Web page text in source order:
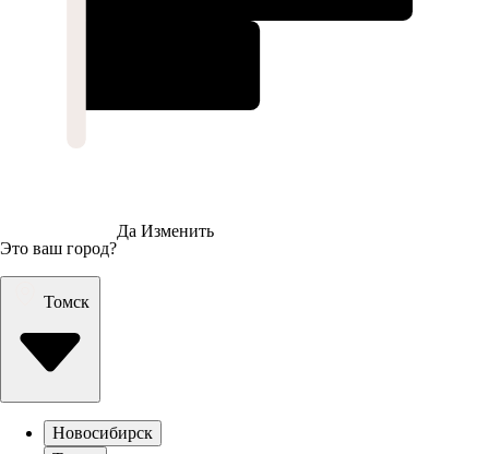
Это ваш город?
Да Изменить
Томск
Новосибирск